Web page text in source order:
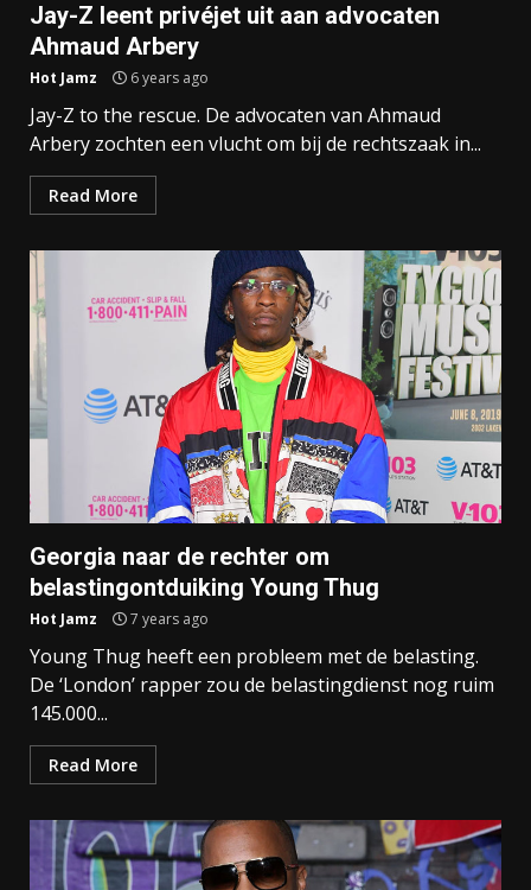
Jay-Z leent privéjet uit aan advocaten
Ahmaud Arbery
Hot Jamz 6 years ago
Jay-Z to the rescue. De advocaten van Ahmaud
Arbery zochten een vlucht om bij de rechtszaak in...
Read More
Georgia naar de rechter om
belastingontduiking Young Thug
Hot Jamz 7 years ago
Young Thug heeft een probleem met de belasting.
De ‘London’ rapper zou de belastingdienst nog ruim
145.000...
Read More